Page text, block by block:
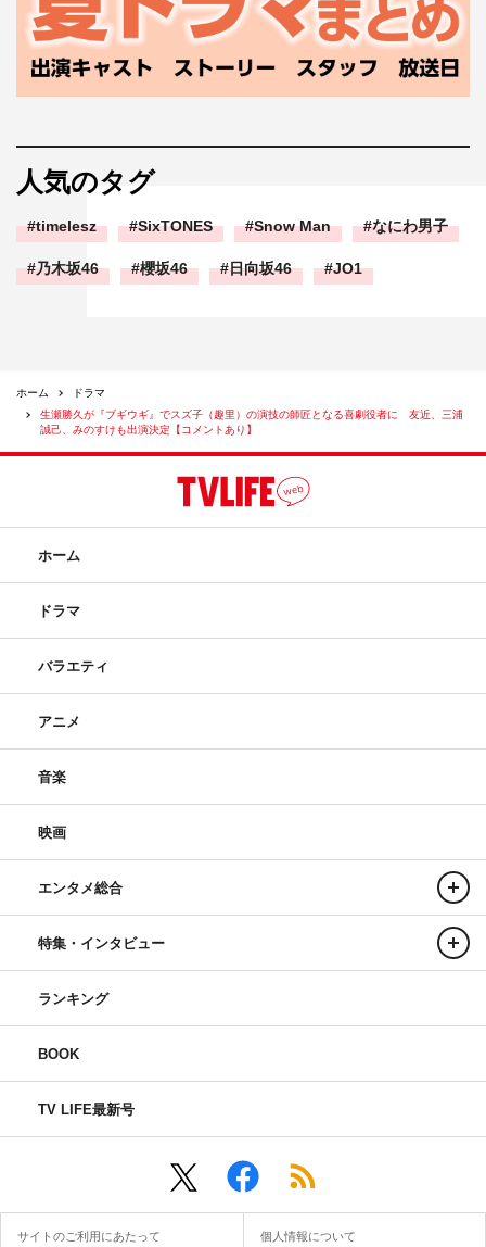
人気のタグ
timelesz SixTONES Snow Man なにわ男子
乃木坂46 櫻坂46 日向坂46 JO1
ホーム
ドラマ
生瀬勝久が『ブギウギ』でスズ子（趣里）の演技の師匠となる喜劇役者に 友近、三浦
誠己、みのすけも出演決定【コメントあり】
ホーム
ドラマ
バラエティ
アニメ
音楽
映画
エンタメ総合
特集・インタビュー
ランキング
BOOK
TV LIFE最新号
サイトのご利用にあたって 個人情報について